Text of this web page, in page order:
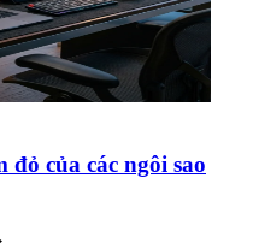
của các ngôi sao